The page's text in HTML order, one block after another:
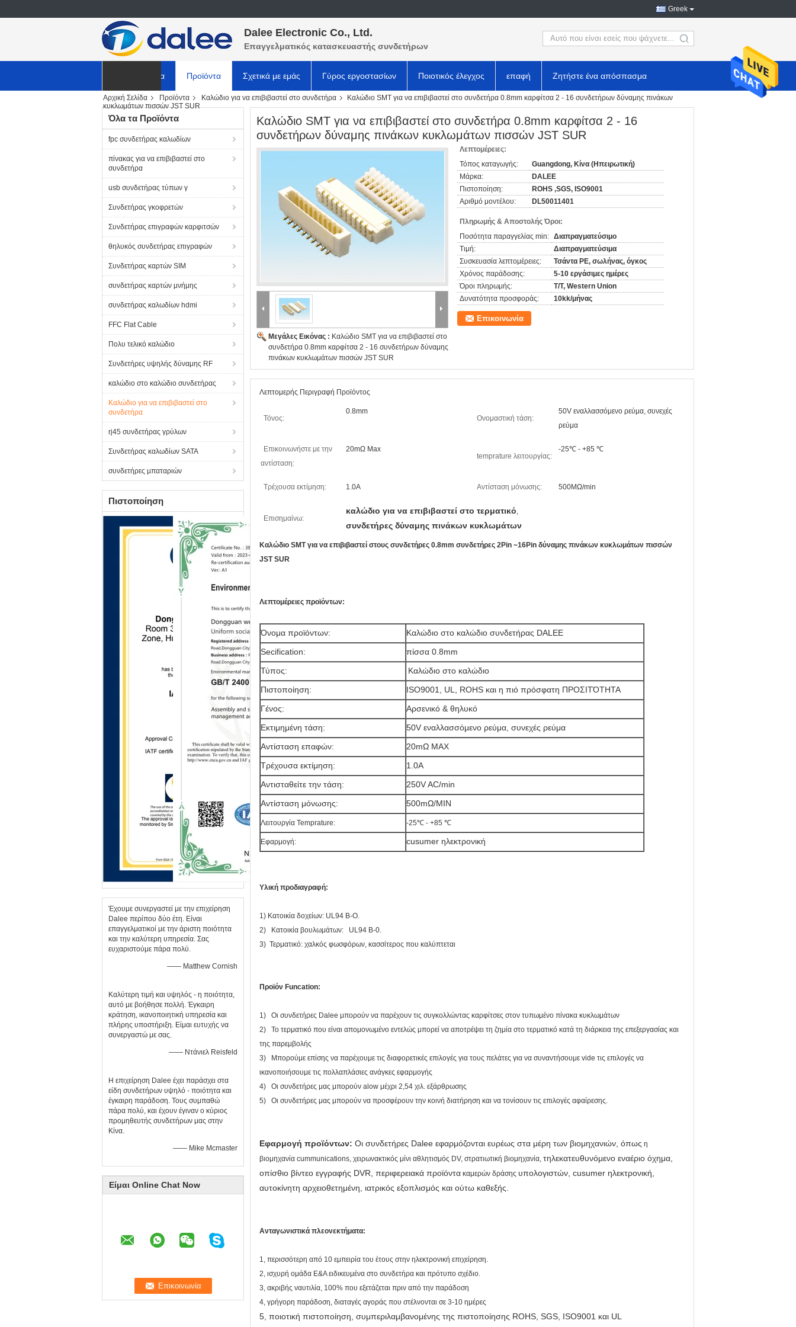
Greek
Dalee Electronic Co., Ltd.
Επαγγελματικός κατασκευαστής συνδετήρων search
Αρχική Σελίδα Προϊόντα Σχετικά με εμάς Γύρος εργοστασίων Ποιοτικός έλεγχος επαφή Ζητήστε ένα απόσπασμα
ΕΙΔΗΣΕΙΣ
Αρχική Σελίδα Προϊόντα Καλώδιο για να επιβιβαστεί στο συνδετήρα
Καλώδιο SMT για να επιβιβαστεί στο συνδετήρα 0.8mm καρφίτσα 2 - 16 συνδετήρων δύναμης πινάκων
κυκλωμάτων πισσών JST SUR
Όλα τα Προϊόντα
fpc συνδετήρας καλωδίων
πίνακας για να επιβιβαστεί στο
συνδετήρα
usb συνδετήρας τύπων γ
Συνδετήρας γκοφρετών
Συνδετήρας επιγραφών καρφιτσών
θηλυκός συνδετήρας επιγραφών
Συνδετήρας καρτών SIM
συνδετήρας καρτών μνήμης
συνδετήρας καλωδίων hdmi
FFC Flat Cable
Πολυ τελικό καλώδιο
Συνδετήρες υψηλής δύναμης RF
καλώδιο στο καλώδιο συνδετήρας
Καλώδιο για να επιβιβαστεί στο
συνδετήρα
rj45 συνδετήρας γρύλων
Συνδετήρας καλωδίων SATA
συνδετήρες μπαταριών
Πιστοποίηση
Έχουμε συνεργαστεί με την επιχείρηση
Dalee περίπου δύο έτη. Είναι
επαγγελματικοί με την άριστη ποιότητα
και την καλύτερη υπηρεσία. Σας
ευχαριστούμε πάρα πολύ.
—— Matthew Cornish
Καλύτερη τιμή και υψηλός - η ποιότητα,
αυτό με βοήθησε πολλή. Έγκαιρη
κράτηση, ικανοποιητική υπηρεσία και
πλήρης υποστήριξη. Είμαι ευτυχής να
συνεργαστώ με σας.
—— Ντάνιελ Reisfeld
Η επιχείρηση Dalee έχει παράσχει στα
είδη συνδετήρων υψηλό - ποιότητα και
έγκαιρη παράδοση. Τους συμπαθώ
πάρα πολύ, και έχουν έγιναν ο κύριος
προμηθευτής συνδετήρων μας στην
Κίνα.
—— Mike Mcmaster
Είμαι Online Chat Now
Καλώδιο SMT για να επιβιβαστεί στο συνδετήρα 0.8mm καρφίτσα 2 - 16
συνδετήρων δύναμης πινάκων κυκλωμάτων πισσών JST SUR
Μεγάλες Εικόνας : Καλώδιο SMT για να επιβιβαστεί στο
συνδετήρα 0.8mm καρφίτσα 2 - 16 συνδετήρων δύναμης
πινάκων κυκλωμάτων πισσών JST SUR
Λεπτομέρειες:
Τόπος καταγωγής:
Guangdong, Κίνα (Ηπειρωτική)
Μάρκα:
DALEE
Πιστοποίηση:
ROHS ,SGS, ISO9001
Αριθμό μοντέλου:
DL50011401
Πληρωμής & Αποστολής Όροι:
Ποσότητα παραγγελίας min: Διαπραγματεύσιμο
Τιμή:
Διαπραγματεύσιμα
Συσκευασία λεπτομέρειες:
Τσάντα PE, σωλήνας, όγκος
Χρόνος παράδοσης:
5-10 εργάσιμες ημέρες
Όροι πληρωμής:
T/T, Western Union
Δυνατότητα προσφοράς:
10kk/μήνας
Επικοινωνία
Λεπτομερής Περιγραφή Προϊόντος
Τόνος:
0.8mm
Ονομαστική τάση:
50V εναλλασσόμενο ρεύμα, συνεχές
ρεύμα
Επικοινωνήστε με την
αντίσταση:
20mΩ Max
temprature λειτουργίας:
-25℃ - +85 ℃
Τρέχουσα εκτίμηση: 1.0A Αντίσταση μόνωσης: 500MΩ/min
Επισημαίνω:
καλώδιο για να επιβιβαστεί στο τερματικό,
συνδετήρες δύναμης πινάκων κυκλωμάτων
Καλώδιο SMT για να επιβιβαστεί στους συνδετήρες 0.8mm συνδετήρες 2Pin ~16Pin δύναμης πινάκων κυκλωμάτων πισσών
JST SUR
Λεπτομέρειες προϊόντων:
Όνομα προϊόντων:
Καλώδιο στο καλώδιο συνδετήρας DALEE
Secification:
πίσσα 0.8mm
Τύπος:
Καλώδιο στο καλώδιο
Πιστοποίηση:
ISO9001, UL, ROHS και η πιό πρόσφατη ΠΡΟΣΙΤΌΤΗΤΑ
Γένος:
Αρσενικό & θηλυκό
Εκτιμημένη τάση:
50V εναλλασσόμενο ρεύμα, συνεχές ρεύμα
Αντίσταση επαφών:
20mΩ MAX
Τρέχουσα εκτίμηση:
1.0A
Αντισταθείτε την τάση:
250V AC/min
Αντίσταση μόνωσης:
500mΩ/MIN
Λειτουργία Temprature: -25℃ - +85 ℃
Εφαρμογή: cusumer ηλεκτρονική
Υλική προδιαγραφή:
1) Κατοικία δοχείων: UL94 Β-Ο.
2) Κατοικία βουλωμάτων: UL94 Β-0.
3) Τερματικό: χαλκός φωσφόρων, κασσίτερος που καλύπτεται
Προϊόν Funcation:
1) Οι συνδετήρες Dalee μπορούν να παρέχουν τις συγκολλώντας καρφίτσες στον τυπωμένο πίνακα κυκλωμάτων
2) Το τερματικό που είναι απομονωμένο εντελώς μπορεί να αποτρέψει τη ζημία στο τερματικό κατά τη διάρκεια της επεξεργασίας και
της παρεμβολής
3) Μπορούμε επίσης να παρέχουμε τις διαφορετικές επιλογές για τους πελάτες για να συναντήσουμε vide τις επιλογές να
ικανοποιήσουμε τις πολλαπλάσιες ανάγκες εφαρμογής
4) Οι συνδετήρες μας μπορούν alow μέχρι 2,54 χιλ. εξάρθρωσης
5) Οι συνδετήρες μας μπορούν να προσφέρουν την κοινή διατήρηση και να τονίσουν τις επιλογές αφαίρεσης.
Εφαρμογή προϊόντων: Οι συνδετήρες Dalee εφαρμόζονται ευρέως στα μέρη των βιομηχανιών, όπως η
βιομηχανία cummunications, χειρωνακτικός μίνι αθλητισμός DV, στρατιωτική βιομηχανία, τηλεκατευθυνόμενο εναέριο όχημα,
οπίσθιο βίντεο εγγραφής DVR, περιφερειακά προϊόντα καμερών δράσης υπολογιστών, cusumer ηλεκτρονική,
αυτοκίνητη αρχειοθετημένη, ιατρικός εξοπλισμός και ούτω καθεξής.
Ανταγωνιστικά πλεονεκτήματα:
1, περισσότερη από 10 εμπειρία του έτους στην ηλεκτρονική επιχείρηση.
2, ισχυρή ομάδα Ε&Α ειδικευμένα στο συνδετήρα και πρότυπο σχέδιο.
3, ακριβής ναυτιλία, 100% που εξετάζεται πριν από την παράδοση
4, γρήγορη παράδοση, διαταγές αγοράς που στέλνονται σε 3-10 ημέρες
5, ποιοτική πιστοποίηση, συμπεριλαμβανομένης της πιστοποίησης ROHS, SGS, ISO9001 και UL